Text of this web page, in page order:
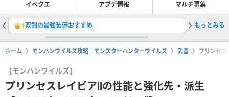
イベクエ アプデ情報 マルチ募集
1双剣の最強装備おすすめ 2巨戟ア
もっとみる
ホーム モンハンワイルズ攻略｜モンスターハンターワイルズ 武器 プリンセ
【モンハンワイルズ】
プリンセスレイピアⅡの性能と強化先・派生